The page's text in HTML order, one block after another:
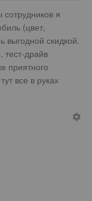
я
(цвет,
выгодной скидкой.
драйв
приятного
все в руках